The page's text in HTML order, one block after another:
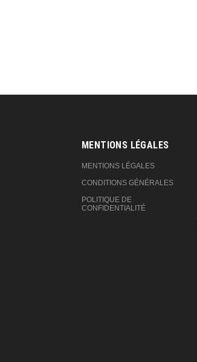
MENTIONS LÉGALES
MENTIONS LÉGALES
CONDITIONS GÉNÉRALES
POLITIQUE DE
CONFIDENTIALITÉ